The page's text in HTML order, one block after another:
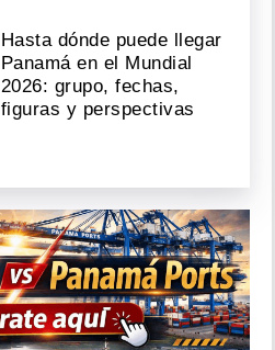
Hasta dónde puede llegar
Panamá en el Mundial
2026: grupo, fechas,
figuras y perspectivas